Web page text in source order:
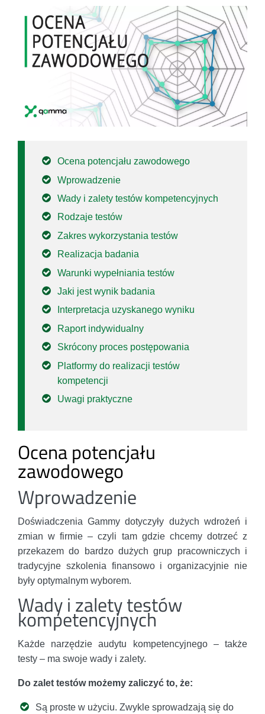
Ocena potencjału zawodowego
Wprowadzenie
Wady i zalety testów kompetencyjnych
Rodzaje testów
Zakres wykorzystania testów
Realizacja badania
Warunki wypełniania testów
Jaki jest wynik badania
Interpretacja uzyskanego wyniku
Raport indywidualny
Skrócony proces postępowania
Platformy do realizacji testów
kompetencji
Uwagi praktyczne
Ocena potencjału
zawodowego
Wprowadzenie
Doświadczenia Gammy dotyczyły dużych wdrożeń i
zmian w firmie – czyli tam gdzie chcemy dotrzeć z
przekazem do bardzo dużych grup pracowniczych i
tradycyjne szkolenia finansowo i organizacyjnie nie
były optymalnym wyborem.
Wady i zalety testów
kompetencyjnych
Każde narzędzie audytu kompetencyjnego – także
testy – ma swoje wady i zalety.
Do zalet testów możemy zaliczyć to, że:
Są proste w użyciu. Zwykle sprowadzają się do